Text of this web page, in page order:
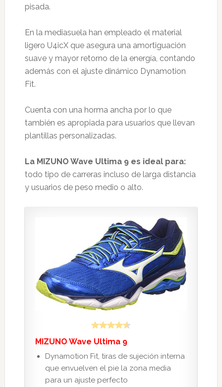
pisada.
En la mediasuela han empleado el material
ligero U4icX que asegura una amortiguación
suave y mayor retorno de la energía, contando
además con el ajuste dinámico Dynamotion
Fit.
Cuenta con una horma ancha por lo que
también es apropiada para usuarios que llevan
plantillas personalizadas.
La MIZUNO Wave Ultima 9 es ideal para:
todo tipo de carreras incluso de larga distancia
y usuarios de peso medio o alto.
MIZUNO Wave Ultima 9
Dynamotion Fit, tiras de sujeción interna
que envuelven el pie la zona media
para un ajuste perfecto